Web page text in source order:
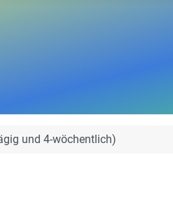
und 4-wöchentlich)